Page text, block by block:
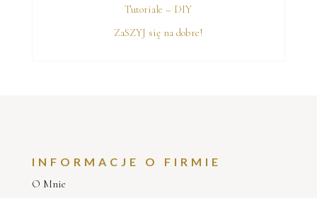
Tutoriale – DIY
ZaSZYJ się na dobre!
INFORMACJE O FIRMIE
O Mnie